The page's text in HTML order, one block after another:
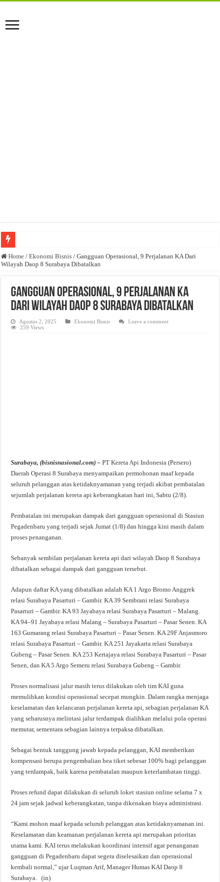
Anda butuh promosi usaha? Kontak ke Email redaksi@bisnisnasional.com
Dibutuhkan Marketing. Lamaran di-email ke redaksi@bisnisnasional.com
Home / Ekonomi Bisnis / Gangguan Operasional, 9 Perjalanan KA Dari
Wilayah Daop 8 Surabaya Dibatalkan
Gangguan Operasional, 9 Perjalanan KA
Dari Wilayah Daop 8 Surabaya Dibatalkan
Agustus 2, 2025 Ekonomi Bisnis
Leave a comment
259 Views
Surabaya, (bisnisnasional.com) – PT Kereta Api Indonesia (Persero)
Daerah Operasi 8 Surabaya menyampaikan permohonan maaf kepada
seluruh pelanggan atas ketidaknyamanan yang terjadi akibat pembatalan
sejumlah perjalanan kereta api keberangkatan hari ini, Sabtu (2/8).
Pembatalan ini merupakan dampak dari gangguan operasional di Stasiun
Pegadenbaru yang terjadi sejak Jumat (1/8) dan hingga kini masih dalam
proses penanganan.
Sebanyak sembilan perjalanan kereta api dari wilayah Daop 8 Surabaya
dibatalkan sebagai dampak dari gangguan tersebut.
Adapun daftar KA yang dibatalkan adalah KA 1 Argo Bromo Anggrek
relasi Surabaya Pasarturi – Gambir. KA 39 Sembrani relasi Surabaya
Pasarturi – Gambir. KA 93 Jayabaya relasi Surabaya Pasarturi – Malang.
KA 94–91 Jayabaya relasi Malang – Surabaya Pasarturi – Pasar Senen. KA
163 Gumarang relasi Surabaya Pasarturi – Pasar Senen. KA 29F Anjasmoro
relasi Surabaya Pasarturi – Gambir. KA 251 Jayakarta relasi Surabaya
Gubeng – Pasar Senen. KA 253 Kertajaya relasi Surabaya Pasarturi – Pasar
Senen, dan KA 5 Argo Semeru relasi Surabaya Gubeng – Gambir.
Proses normalisasi jalur masih terus dilakukan oleh tim KAI guna
memulihkan kondisi operasional secepat mungkin. Dalam rangka menjaga
keselamatan dan kelancaran perjalanan kereta api, sebagian perjalanan KA
yang seharusnya melintasi jalur terdampak dialihkan melalui pola operasi
memutar, sementara sebagian lainnya terpaksa dibatalkan.
Sebagai bentuk tanggung jawab kepada pelanggan, KAI memberikan
kompensasi berupa pengembalian bea tiket sebesar 100% bagi pelanggan
yang terdampak, baik karena pembatalan maupun keterlambatan tinggi.
Proses refund dapat dilakukan di seluruh loket stasiun online selama 7 x
24 jam sejak jadwal keberangkatan, tanpa dikenakan biaya administrasi.
“Kami mohon maaf kepada seluruh pelanggan atas ketidaknyamanan ini.
Keselamatan dan keamanan perjalanan kereta api merupakan prioritas
utama kami. KAI terus melakukan koordinasi intensif agar penanganan
gangguan di Pegadenbaru dapat segera diselesaikan dan operasional
kembali normal,” ujar Luqman Arif, Manager Humas KAI Daop 8
Surabaya. (in)